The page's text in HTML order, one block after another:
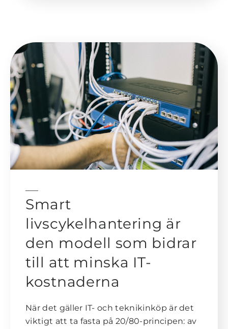
Smart
livscykelhantering är
den modell som bidrar
till att minska IT-
kostnaderna
När det gäller IT- och teknikinköp är det
viktigt att ta fasta på 20/80-principen: av